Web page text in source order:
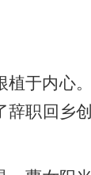
于内心
职回乡创